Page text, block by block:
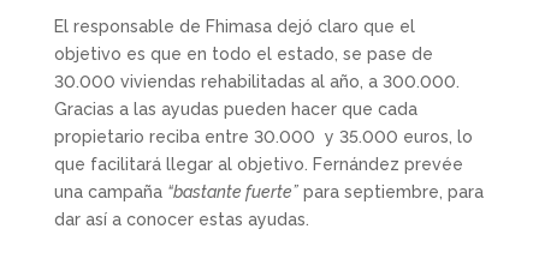
El responsable de Fhimasa dejó claro que el
objetivo es que en todo el estado, se pase de
30.000 viviendas rehabilitadas al año, a 300.000.
Gracias a las ayudas pueden hacer que cada
propietario reciba entre 30.000 y 35.000 euros, lo
que facilitará llegar al objetivo. Fernández prevée
una campaña “bastante fuerte”para septiembre, para
dar así a conocer estas ayudas.